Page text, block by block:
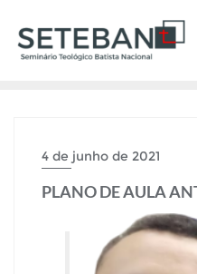
content
4 de junho de 2021
PLANO DE AULA